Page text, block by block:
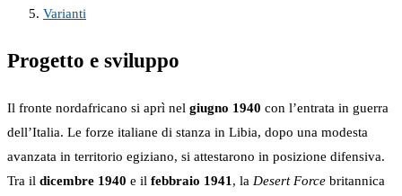
Varianti
Progetto e sviluppo
Il fronte nordafricano si aprì nel giugno 1940 con l’entrata in guerra
dell’Italia. Le forze italiane di stanza in Libia, dopo una modesta
avanzata in territorio egiziano, si attestarono in posizione difensiva.
Tra il dicembre 1940 e il febbraio 1941 , la Desert Force britannica